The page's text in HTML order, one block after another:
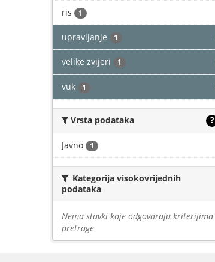
ris 1
upravljanje 1
velike zvijeri 1
vuk 1
Vrsta podataka ?
Javno 1
Kategorija visokovrijednih
podataka
Nema stavki koje odgovaraju kriterijima
pretrage